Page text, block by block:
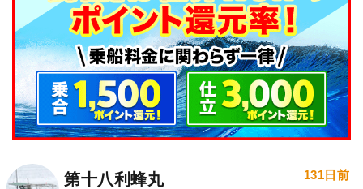
第十八利蜂丸 131日前